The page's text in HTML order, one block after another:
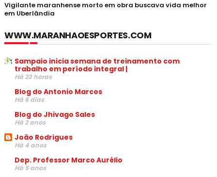
Vigilante maranhense morto em obra buscava vida melhor
em Uberlândia
WWW.MARANHAOESPORTES.COM
Sampaio inicia semana de treinamento com
trabalho em período integral |
Há 23 horas
Blog do Antonio Marcos
Há 6 dias
Blog do Jhivago Sales
Há 2 anos
João Rodrigues
Há 4 anos
Dep. Professor Marco Aurélio
Há 5 anos